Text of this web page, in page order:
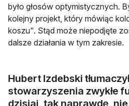
było głosów optymistycznych.
kolejny projekt, który mówiąc
koszu". Stąd może niepodjęte
dalsze działania w tym zakresie.
Hubert Izdebski
stowarzyszenia zwykłe
dzisiaj, tak naprawdę,